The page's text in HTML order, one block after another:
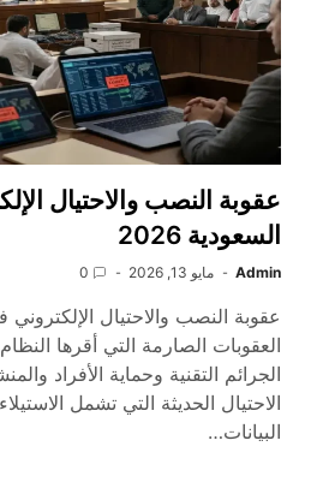
عقوبة النصب والاحتيال
السعودية 2026
Admin مايو 13, 2026 0
عقوبة النصب والاحتيال
العقوبات الصارمة التي أقرها
الجرائم التقنية وحماية الأفراد
الاحتيال الحديثة التي تشمل
البيانات…